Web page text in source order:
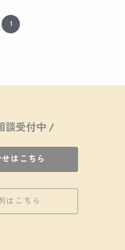
1
談受付中 /
はこちら
はこちら